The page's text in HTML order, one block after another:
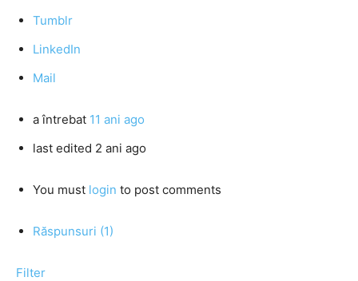
Tumblr
LinkedIn
Mail
a întrebat 11 ani ago
last edited 2 ani ago
You must login to post comments
Răspunsuri (1)
Filter